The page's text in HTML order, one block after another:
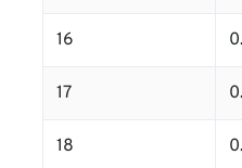
16
17
18